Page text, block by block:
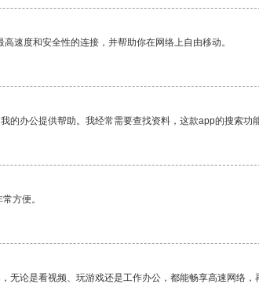
速度和安全性的连接，并帮助你在网络上自由移动。
的办公提供帮助。我经常需要查找资料，这款app的搜索功
方便。
无论是看视频、玩游戏还是工作办公，都能畅享高速网络